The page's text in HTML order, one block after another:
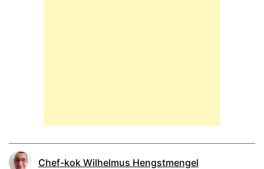
Chef-kok Wilhelmus Hengstmengel